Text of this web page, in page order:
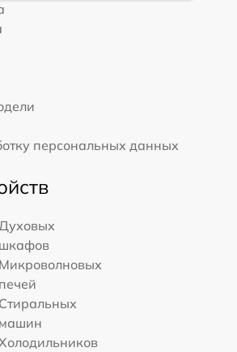
персональных данных
шкафов
Микроволновых
печей
Стиральных
машин